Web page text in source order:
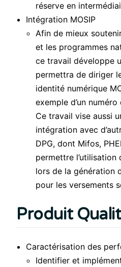
réserve en
Intégration MOSIP
Afin de mieux
et les programmes
ce travail développe
permettra de diriger
identité numérique
exemple d’un
Ce travail vise aussi
intégration avec
DPG, dont Mifos,
permettre l’utilisation
lors de la génération
pour les versements
Produit
Caractérisation des
Identifier et